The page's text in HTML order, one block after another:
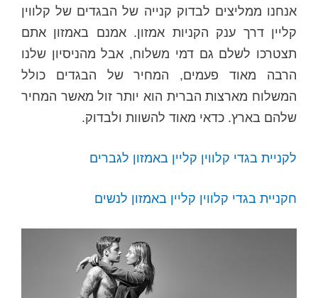
אנחנו ממליצים לבדוק קנייה של הבגדים של קלווין
קליין דרך ענק הקניות אמזון. אמנם באמזון אתם
תצטרכו לשלם גם דמי משלוח, אבל מהניסיון שלנו
הרבה מאוד פעמים, המחיר של הבגדים כולל
המשלוח מארצות הברית הוא יותר זול מאשר המחיר
שלהם בארץ. כדאי מאוד להשוות ולבדוק.
לקניית בגדי קלווין קליין באמזון לגברים
חקניית בגדי קלווין קליין באמזון לנשים